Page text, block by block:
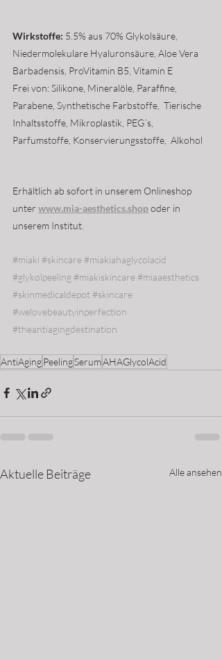
Wirkstoffe: 5.5% aus 70% Glykolsäure,
Niedermolekulare Hyaluronsäure, Aloe Vera
Barbadensis, ProVitamin B5, Vitamin E
Frei von: Silikone, Mineralöle, Paraffine,
Parabene, Synthetische Farbstoffe,  Tierische
Inhaltsstoffe, Mikroplastik, PEG´s,
Parfumstoffe, Konservierungsstoffe,  Alkohol
Erhältlich ab sofort in unserem Onlineshop
unter www.mia-aesthetics.shop oder in
unserem Institut.
#miaki #skincare#miakiahaglycolacid
#glykolpeeling#miakiskincare#miaaesthetics
#skinmedicaldepot#skincare
#welovebeautyinperfection
#theantiagingdestination
AntiAgingPeelingSerumAHAGlycolAcid
Aktuelle Beiträge Alle ansehen